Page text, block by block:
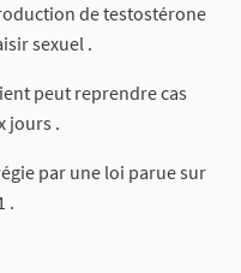
de testostérone
sexuel .
peut reprendre cas
jours .
par une loi parue sur
.